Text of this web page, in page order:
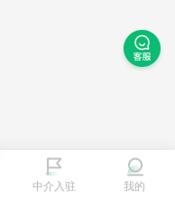
中介入驻 我的